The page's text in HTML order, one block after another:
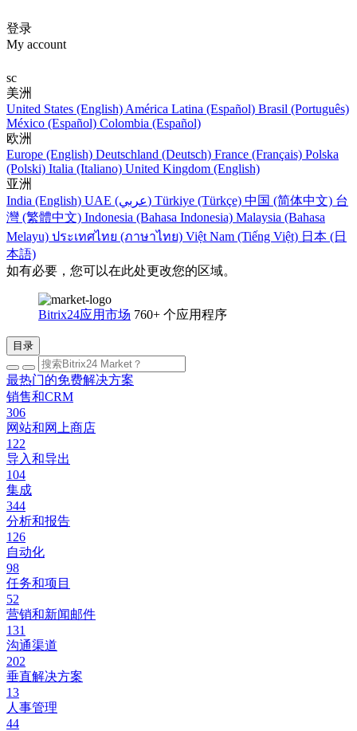
登录
My account
sc
美洲
United States (English) América Latina (Español) Brasil (Português)
México (Español) Colombia (Español)
欧洲
Europe (English) Deutschland (Deutsch) France (Français) Polska
(Polski) Italia (Italiano) United Kingdom (English)
亚洲
India (English)
UAE (عربي) Türkiye (Türkçe) 中国 (简体中文) 台
灣 (繁體中文) Indonesia (Bahasa Indonesia) Malaysia (Bahasa
Melayu) ประเทศไทย (ภาษาไทย) Việt Nam (Tiếng Việt) 日本 (日
本語)
如有必要，您可以在此处更改您的区域。
Bitrix24应用市场 760+ 个应用程序
目录
最热门的免费解决方案
销售和CRM
306
网站和网上商店
122
导入和导出
104
集成
344
分析和报告
126
自动化
98
任务和项目
52
营销和新闻邮件
131
沟通渠道
202
垂直解决方案
13
人事管理
44